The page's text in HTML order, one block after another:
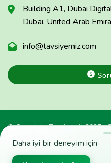
Daha iyi bir deneyim için
Building A1, Dubai
Dubai, United Arab
info@tavsiyemiz.com
© Copyright Tavsiyemiz 2025 -